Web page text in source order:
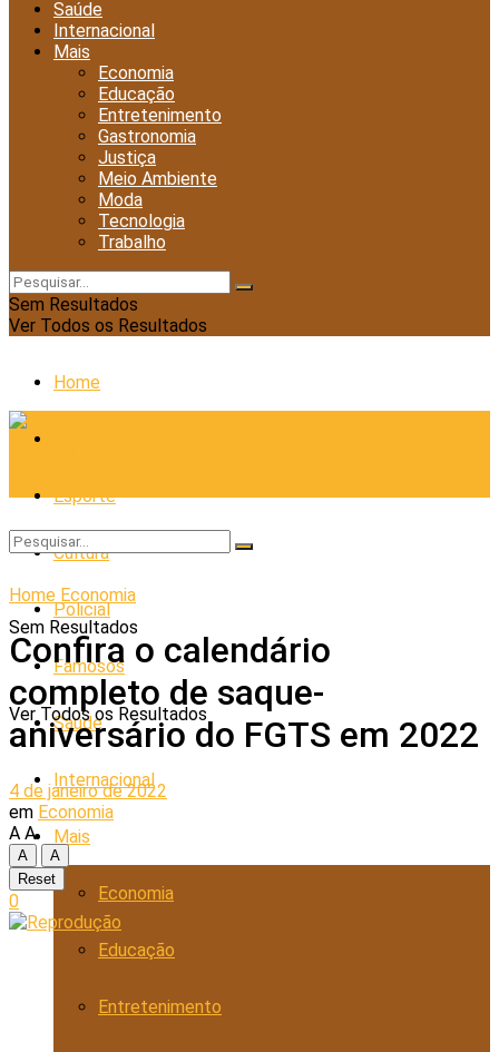
Saúde
Internacional
Mais
Economia
Educação
Entretenimento
Gastronomia
Justiça
Meio Ambiente
Moda
Tecnologia
Trabalho
Sem Resultados
Ver Todos os Resultados
Home
Esporte
Cultura
Policial
Famosos
Saúde
Internacional
Mais
Economia
Educação
Entretenimento
Sem Resultados
Ver Todos os Resultados
Home Economia
Confira o calendário
completo de saque-
aniversário do FGTS em 2022
4 de janeiro de 2022
em Economia
A A
A
A
Reset
0